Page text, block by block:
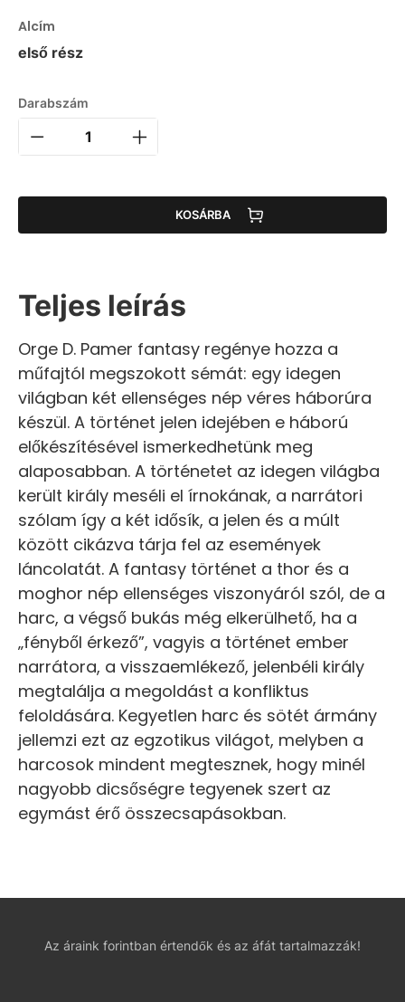
Alcím
első rész
Darabszám
KOSÁRBA
Teljes leírás
Orge D. Pamer fantasy regénye hozza a
műfajtól megszokott sémát: egy idegen
világban két ellenséges nép véres háborúra
készül. A történet jelen idejében e háború
előkészítésével ismerkedhetünk meg
alaposabban. A történetet az idegen világba
került király meséli el írnokának, a narrátori
szólam így a két idősík, a jelen és a múlt
között cikázva tárja fel az események
láncolatát. A fantasy történet a thor és a
moghor nép ellenséges viszonyáról szól, de a
harc, a végső bukás még elkerülhető, ha a
„fényből érkező”, vagyis a történet ember
narrátora, a visszaemlékező, jelenbéli király
megtalálja a megoldást a konfliktus
feloldására. Kegyetlen harc és sötét ármány
jellemzi ezt az egzotikus világot, melyben a
harcosok mindent megtesznek, hogy minél
nagyobb dicsőségre tegyenek szert az
egymást érő összecsapásokban.
Az áraink forintban értendők és az áfát tartalmazzák!